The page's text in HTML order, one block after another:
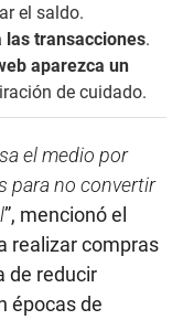
el saldo.
las transacciones.
aparezca un
de cuidado.
el medio por
para no convertir
”, mencionó el
realizar compras
de reducir
épocas de